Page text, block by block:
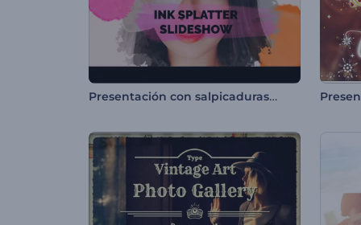
Presentación con salpicaduras de tinta